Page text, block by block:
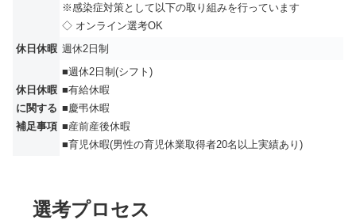
※感染症対策として以下の取り組みを行っています
◇ オンライン選考OK
休日休暇 週休2日制
休日休暇
に関する
補足事項
■週休2日制(シフト)
■有給休暇
■慶弔休暇
■産前産後休暇
■育児休暇(男性の育児休業取得者20名以上実績あり)
選考プロセス